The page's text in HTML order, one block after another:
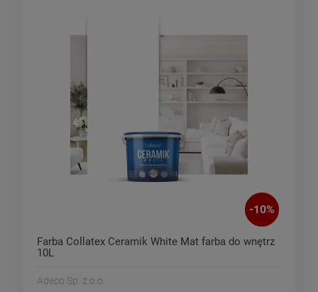
-10%
Farba Collatex Ceramik White Mat farba do wnętrz
10L
Adeco Sp. z o.o.